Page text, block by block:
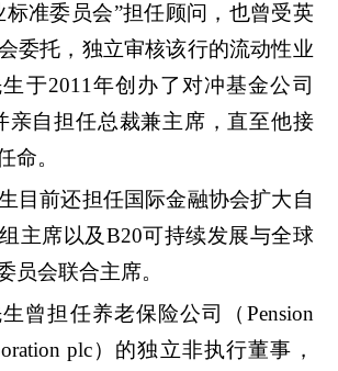
标准委员会”担任顾问，也曾受英
委托，独立审核该行的流动性业
于2011年创办了对冲基金公司
亲自担任总裁兼主席，直至他接
命。
前还担任国际金融协会扩大自
主席以及B20可持续发展与全球
员会联合主席。
担任养老保险公司（Pension
plc）的独立非执行董事，